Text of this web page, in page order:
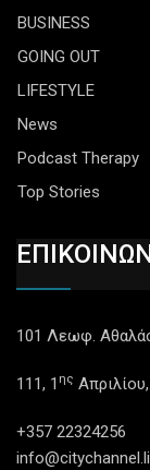
BUSINESS
GOING OUT
LIFESTYLE
News
Podcast Therapy
Top Stories
101 Λεωφ.
111, 1 ης
+357 22324256